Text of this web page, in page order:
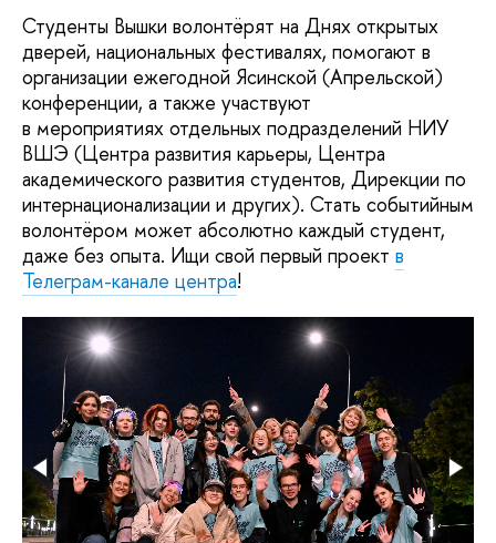
Студенты Вышки волонтёрят на Днях открытых
дверей, национальных фестивалях, помогают в
организации ежегодной Ясинской (Апрельской)
конференции, а также участвуют
в мероприятиях отдельных подразделений НИУ
ВШЭ (Центра развития карьеры, Центра
академического развития студентов, Дирекции по
интернационализации и других). Стать событийным
волонтёром может абсолютно каждый студент,
даже без опыта. Ищи свой первый проект в
Телеграм-канале центра!